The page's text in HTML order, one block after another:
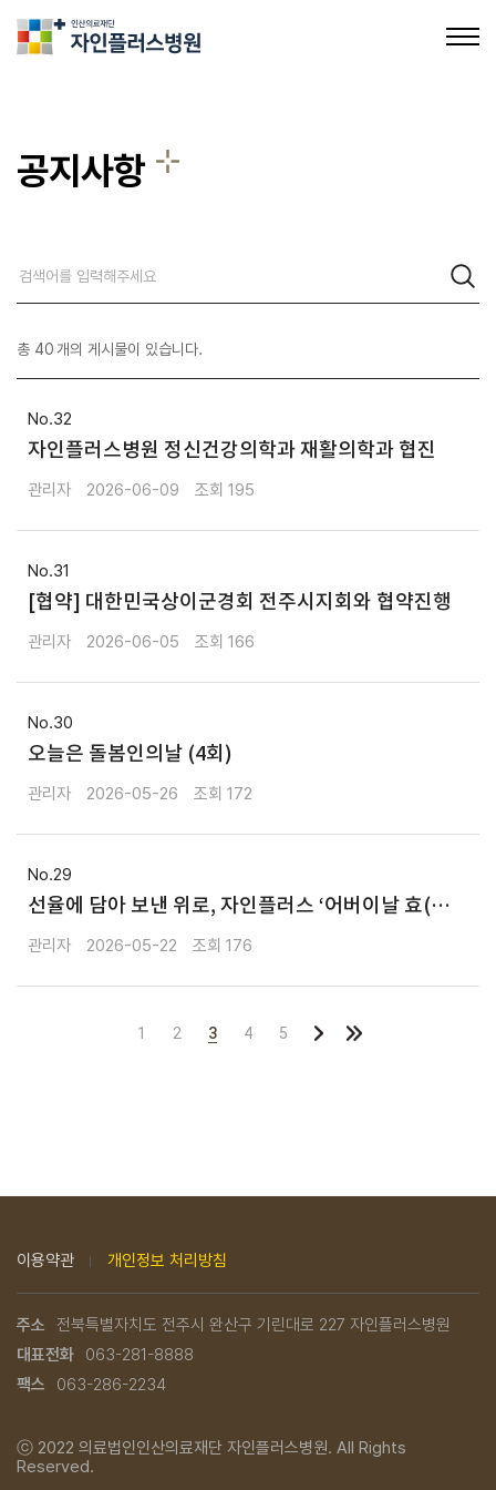
공지사항
채용정보
공지사항
총 40개의 게시물이 있습니다.
32
자인플러스병원 정신건강의학과 재활의학과 협진
관리자 2026-06-09 195
31
[협약] 대한민국상이군경회 전주시지회와 협약진행
관리자 2026-06-05 166
30
오늘은 돌봄인의날 (4회)
관리자 2026-05-26 172
29
선율에 담아 보낸 위로, 자인플러스 ‘어버이날 효(孝)
관리자 2026-05-22 176
1 2 3 4 5
이용약관 개인정보 처리방침
주소
전북특별자치도 전주시 완산구 기린대로 227 자인플러스병원
대표전화
063-281-8888
팩스
063-286-2234
ⓒ 2022 의료법인인산의료재단 자인플러스병원. All Rights
Reserved.